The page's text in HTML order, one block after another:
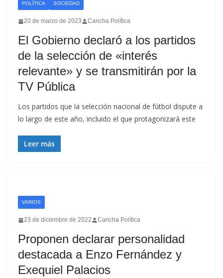
POLÍTICA SOCIEDAD
20 de marzo de 2023 Cancha Política
El Gobierno declaró a los partidos
de la selección de «interés
relevante» y se transmitirán por la
TV Pública
Los partidos que la selección nacional de fútbol dispute a
lo largo de este año, incluido el que protagonizará este
Leer más
VARIOS
23 de diciembre de 2022 Cancha Política
Proponen declarar personalidad
destacada a Enzo Fernández y
Exequiel Palacios